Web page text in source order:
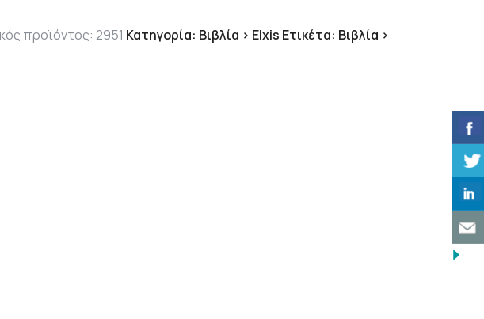
14.94 €.
προϊόντος: 2951 Κατηγορία: Βιβλία > Elxis Ετικέτα: Βιβλία >